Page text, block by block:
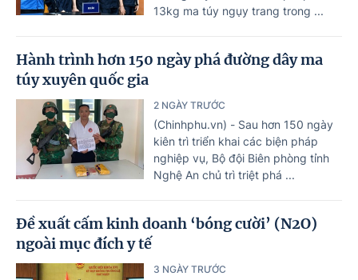
13kg ma túy ngụy trang trong ...
Hành trình hơn 150 ngày phá đường dây ma
túy xuyên quốc gia
2 NGÀY TRƯỚC
(Chinhphu.vn) - Sau hơn 150 ngày
kiên trì triển khai các biện pháp
nghiệp vụ, Bộ đội Biên phòng tỉnh
Nghệ An chủ trì triệt phá ...
Đề xuất cấm kinh doanh ‘bóng cười’ (N2O)
ngoài mục đích y tế
3 NGÀY TRƯỚC